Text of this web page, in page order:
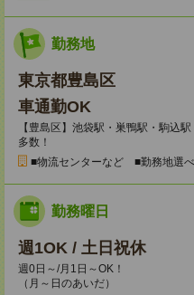
勤務地
東京都豊島区
車通勤OK
【豊島区】池袋駅・巣鴨駅・駒込
多数！
■物流センターなど ■勤務地選
勤務曜日
週1OK / 土日祝休
週0日～/月1日～OK！
（月～日のあいだ）